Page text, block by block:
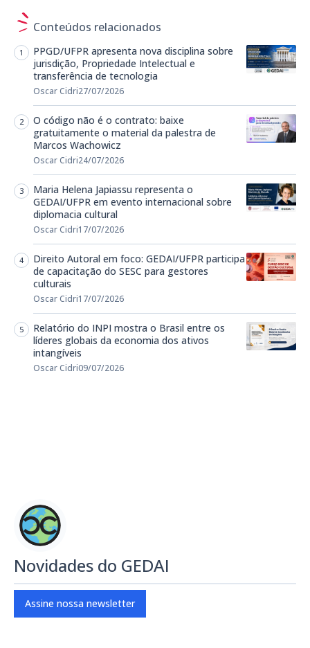
Conteúdos relacionados
PPGD/UFPR apresenta nova disciplina sobre
jurisdição, Propriedade Intelectual e
transferência de tecnologia
Oscar Cidri27/07/2026
O código não é o contrato: baixe
gratuitamente o material da palestra de
Marcos Wachowicz
Oscar Cidri24/07/2026
Maria Helena Japiassu representa o
GEDAI/UFPR em evento internacional sobre
diplomacia cultural
Oscar Cidri17/07/2026
Direito Autoral em foco: GEDAI/UFPR participa
de capacitação do SESC para gestores
culturais
Oscar Cidri17/07/2026
Relatório do INPI mostra o Brasil entre os
líderes globais da economia dos ativos
intangíveis
Oscar Cidri09/07/2026
Novidades do GEDAI
Assine nossa newsletter